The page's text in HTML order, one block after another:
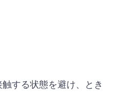
する状態を避け、とき